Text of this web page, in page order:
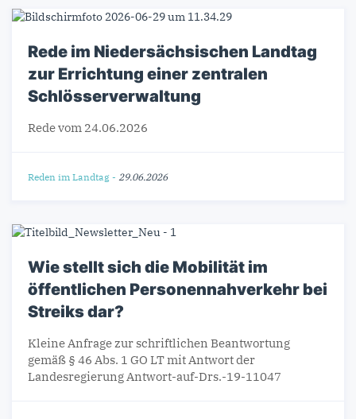
Rede im Niedersächsischen Landtag
zur Errichtung einer zentralen
Schlösserverwaltung
Rede vom 24.06.2026
Reden im Landtag - 29.06.2026
Wie stellt sich die Mobilität im
öffentlichen Personennahverkehr bei
Streiks dar?
Kleine Anfrage zur schriftlichen Beantwortung
gemäß § 46 Abs. 1 GO LT mit Antwort der
Landesregierung Antwort-auf-Drs.-19-11047